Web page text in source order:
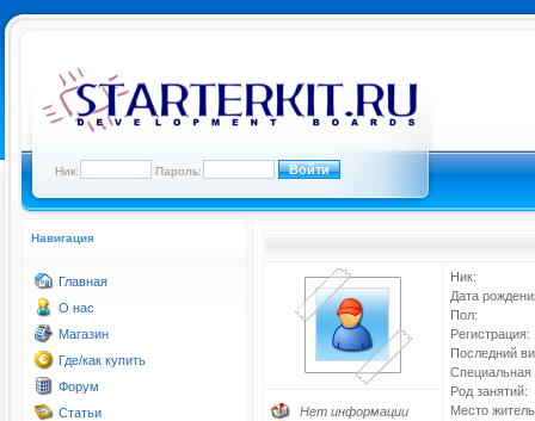
Ник: Пароль:
Навигация
Главная
О нас
Магазин
Где/как купить
Форум
Статьи
Ник:
Дата
Пол:
Регистрация:
Последний
Специальная
Род занятий:
Место
Нет информации